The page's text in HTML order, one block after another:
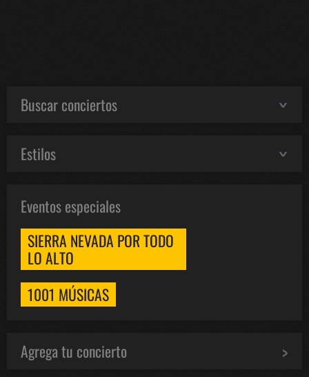
Buscar conciertos
Estilos
Eventos especiales
SIERRA NEVADA POR TODO
LO ALTO
1001 MÚSICAS
Agrega tu concierto